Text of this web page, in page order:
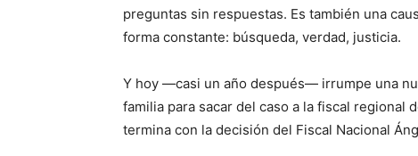
preguntas sin respuestas. Es también una
forma constante: búsqueda, verdad, justicia.
Y hoy —casi un año después— irrumpe una
familia para sacar del caso a la fiscal regional
termina con la decisión del Fiscal Nacional